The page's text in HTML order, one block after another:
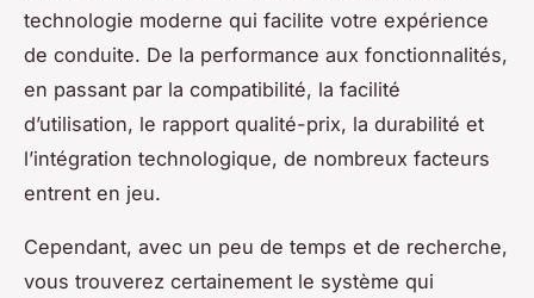
technologie moderne qui facilite votre expérience
de conduite. De la performance aux fonctionnalités,
en passant par la compatibilité, la facilité
d’utilisation, le rapport qualité-prix, la durabilité et
l’intégration technologique, de nombreux facteurs
entrent en jeu.
Cependant, avec un peu de temps et de recherche,
vous trouverez certainement le système qui